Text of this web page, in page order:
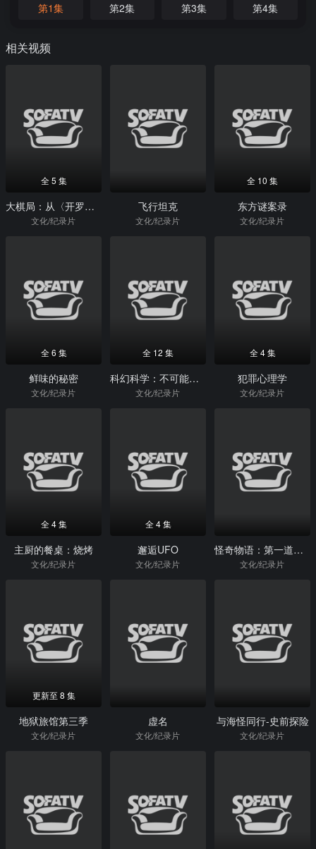
第1集 第2集 第3集 第4集
相关视频
全 5 集
大棋局：从〈开罗宣言〉到〈波茨坦公告〉
文化/纪录片
飞行坦克
文化/纪录片
全 10 集
东方谜案录
文化/纪录片
全 6 集
鲜味的秘密
文化/纪录片
全 12 集
科幻科学：不可能的物理学第二季
文化/纪录片
全 4 集
犯罪心理学
文化/纪录片
全 4 集
主厨的餐桌：烧烤
文化/纪录片
全 4 集
邂逅UFO
文化/纪录片
怪奇物语：第一道阴影
文化/纪录片
更新至 8 集
地狱旅馆第三季
文化/纪录片
虚名
文化/纪录片
与海怪同行-史前探险
文化/纪录片